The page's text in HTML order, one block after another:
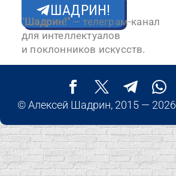
ШАДРИН!
"Шадрин!"— телеграм-канал
для интеллектуалов
и поклонников искусств.
© Алексей Шадрин, 2015 — 2026